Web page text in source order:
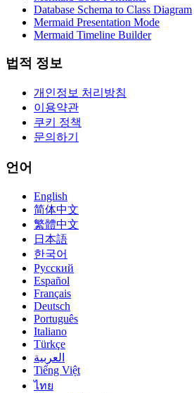
Database Schema to Class Diagram
Mermaid Presentation Mode
Mermaid Timeline Builder
법적 정보
개인정보 처리방침
이용약관
쿠키 정책
문의하기
언어
English
简体中文
繁體中文
日本語
한국어
Русский
Español
Français
Deutsch
Português
Italiano
Türkçe
العربية
Tiếng Việt
ไทย